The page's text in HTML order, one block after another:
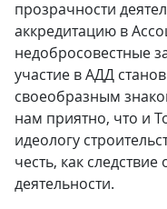
прозрачности
аккредитацию в
недобросовестные
участие в АДД
своеобразным
нам приятно, что и
идеологу
честь, как
деятельности.